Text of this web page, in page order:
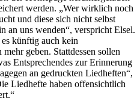
werden. „Wer wirklich noch
und diese sich nicht selbst
an uns wenden“, verspricht Elsel.
künftig auch kein
geben. Stattdessen sollen
Entsprechendes zur Erinnerung
an gedruckten Liedheften“,
Liedhefte haben offensichtlich